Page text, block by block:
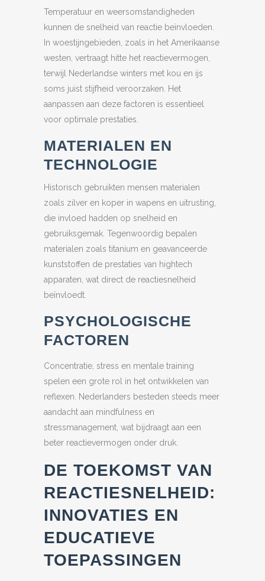
Temperatuur en weersomstandigheden
kunnen de snelheid van reactie beïnvloeden.
In woestijngebieden, zoals in het Amerikaanse
westen, vertraagt hitte het reactievermogen,
terwijl Nederlandse winters met kou en ijs
soms juist stijfheid veroorzaken. Het
aanpassen aan deze factoren is essentieel
voor optimale prestaties.
MATERIALEN EN
TECHNOLOGIE
Historisch gebruikten mensen materialen
zoals zilver en koper in wapens en uitrusting,
die invloed hadden op snelheid en
gebruiksgemak. Tegenwoordig bepalen
materialen zoals titanium en geavanceerde
kunststoffen de prestaties van hightech
apparaten, wat direct de reactiesnelheid
beïnvloedt.
PSYCHOLOGISCHE
FACTOREN
Concentratie, stress en mentale training
spelen een grote rol in het ontwikkelen van
reflexen. Nederlanders besteden steeds meer
aandacht aan mindfulness en
stressmanagement, wat bijdraagt aan een
beter reactievermogen onder druk.
DE TOEKOMST VAN
REACTIESNELHEID:
INNOVATIES EN
EDUCATIEVE
TOEPASSINGEN